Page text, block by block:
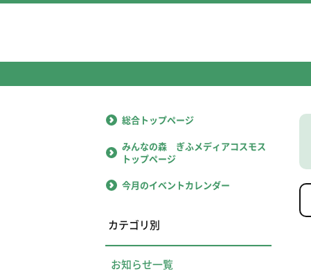
総合トップページ
みんなの森 ぎふメディアコスモス
トップページ
今月のイベントカレンダー
カテゴリ別
お知らせ一覧